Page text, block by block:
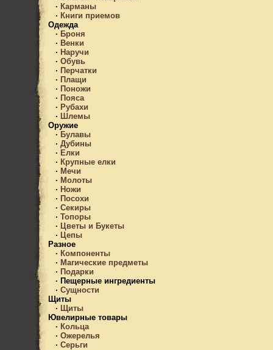
· Карманы
· Книги приемов
Одежда
· Броня
· Венки
· Наручи
· Обувь
· Перчатки
· Плащи
· Поножи
· Пояса
· Рубахи
· Шлемы
Оружие
· Булавы
· Дубины
· Елки
· Крупные елки
· Мечи
· Молоты
· Ножи
· Посохи
· Секиры
· Топоры
· Цветы и Букеты
· Цепы
Разное
· Компоненты
· Магические предметы
· Подарки
· Пещерные ингредиенты
· Сущности
Щиты
· Щиты
Ювелирные товары
· Кольца
· Ожерелья
· Серьги